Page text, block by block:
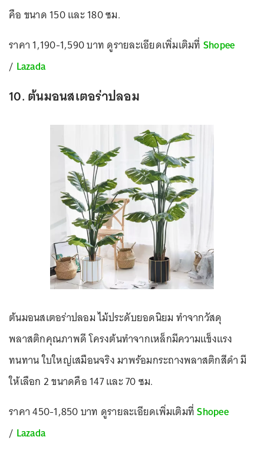
คือ ขนาด 150 และ 180 ซม.
ราคา 1,190-1,590 บาท ดูรายละเอียดเพิ่มเติมที่ Shopee
/ Lazada
10. ต้นมอนสเตอร่าปลอม
ต้นมอนสเตอร่าปลอม ไม้ประดับยอดนิยม ทำจากวัสดุ
พลาสติกคุณภาพดี โครงต้นทำจากเหล็กมีความแข็งแรง
ทนทาน ใบใหญ่เสมือนจริง มาพร้อมกระถางพลาสติกสีดำ มี
ให้เลือก 2 ขนาดคือ 147 และ 70 ซม.
ราคา 450-1,850 บาท ดูรายละเอียดเพิ่มเติมที่Shopee
/ Lazada